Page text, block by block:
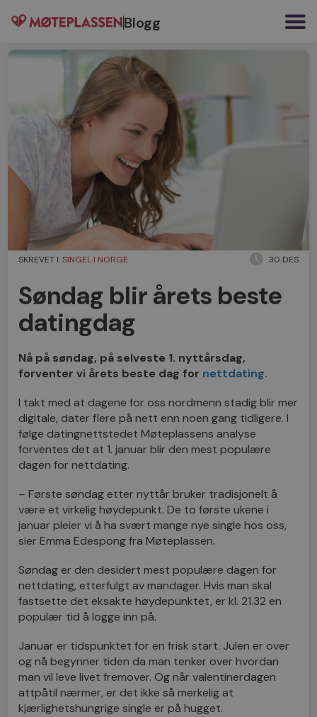
Blogg
SKREVET I:SINGEL I NORGE 30 DES
Søndag blir årets beste
datingdag
Nå på søndag, på selveste 1. nyttårsdag,
forventer vi årets beste dag for nettdating.
I takt med at dagene for oss nordmenn stadig blir mer
digitale, dater flere på nett enn noen gang tidligere. I
følge datingnettstedet Møteplassens analyse
forventes det at 1. januar blir den mest populære
dagen for nettdating.
– Første søndag etter nyttår bruker tradisjonelt å
være et virkelig høydepunkt. De to første ukene i
januar pleier vi å ha svært mange nye single hos oss,
sier Emma Edespong fra Møteplassen.
Søndag er den desidert mest populære dagen for
nettdating, etterfulgt av mandager. Hvis man skal
fastsette det eksakte høydepunktet, er kl. 21.32 en
populær tid å logge inn på.
Januar er tidspunktet for en frisk start. Julen er over
og nå begynner tiden da man tenker over hvordan
man vil leve livet fremover. Og når valentinerdagen
attpåtil nærmer, er det ikke så merkelig at
kjærlighetshungrige single er på hugget.